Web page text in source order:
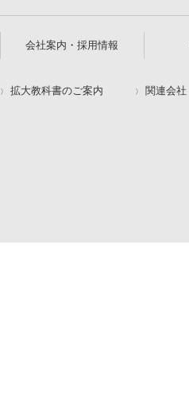
会社案内・採用情報
拡大教科書のご案内 関連会社